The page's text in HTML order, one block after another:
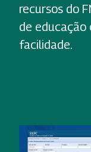
recursos do
de educação
facilidade.